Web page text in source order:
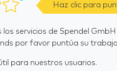
Haz clic para
servicios de Spendel
por favor puntúa su
para nuestros usuarios.